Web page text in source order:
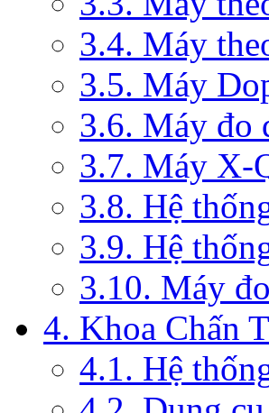
3.4. Máy
3.5. Máy
3.6. Máy đo
3.7. Máy X-
3.8. Hệ
3.9. Hệ
3.10. Máy
4. Khoa Chấn
4.1. Hệ